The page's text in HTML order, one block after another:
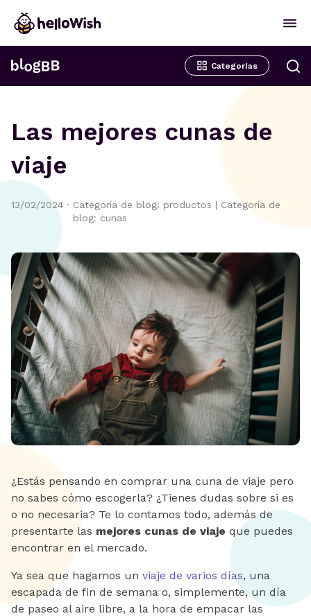
Categorías
Las mejores cunas de
viaje
13/02/2024 · Categoría de blog: productos | Categoría de
blog: cunas
¿Estás pensando en comprar una cuna de viaje pero
no sabes cómo escogerla? ¿Tienes dudas sobre si es
o no necesaria? Te lo contamos todo, además de
presentarte las mejores cunas de viaje que puedes
encontrar en el mercado.
Ya sea que hagamos un viaje de varios días, una
escapada de fin de semana o, simplemente, un día
de paseo al aire libre, a la hora de empacar las